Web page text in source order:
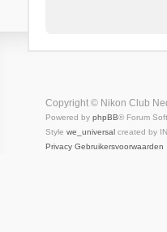
Copyright © Nikon Club
Powered by phpBB® Forum
Style we_universalcreated by
Privacy Gebruikersvoorwaarden